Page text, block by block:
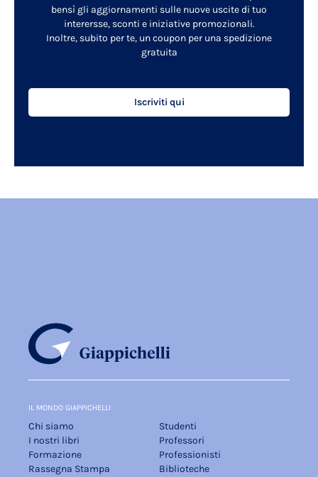
bensì gli aggiornamenti sulle nuove uscite di tuo
interersse, sconti e iniziative promozionali.
Inoltre, subito per te, un coupon per una spedizione
gratuita
Iscriviti qui
IL MONDO GIAPPICHELLI
Chi siamo
I nostri libri
Formazione
Rassegna Stampa
Studenti
Professori
Professionisti
Biblioteche